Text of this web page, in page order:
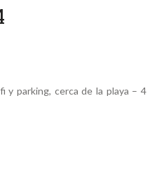
y parking, cerca de la playa – 4